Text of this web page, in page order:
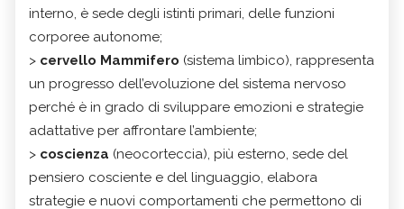
interno, è sede degli istinti primari, delle funzioni
corporee autonome;
> cervello Mammifero (sistema limbico), rappresenta
un progresso dell’evoluzione del sistema nervoso
perché è in grado di sviluppare emozioni e strategie
adattative per affrontare l’ambiente;
> coscienza (neocorteccia), più esterno, sede del
pensiero cosciente e del linguaggio, elabora
strategie e nuovi comportamenti che permettono di